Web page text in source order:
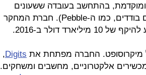
בהתחשב בעובדה ששעונים
חכמים עדיין לא הגיעו לשוק (למעט דגמים בודדים, כמו ה-Pebble). חברת המחקר
דולר ב-2016.
מיקרוסופט. החברה מפתחת את Digits
,
אלקטרוניים, מחשבים ומשחקים.